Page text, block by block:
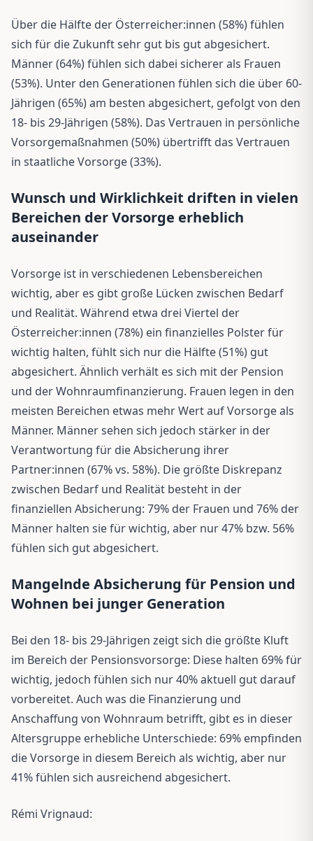
Über die Hälfte der Österreicher:innen (58%) fühlen
sich für die Zukunft sehr gut bis gut abgesichert.
Männer (64%) fühlen sich dabei sicherer als Frauen
(53%). Unter den Generationen fühlen sich die über 60-
Jährigen (65%) am besten abgesichert, gefolgt von den
18- bis 29-Jährigen (58%). Das Vertrauen in persönliche
Vorsorgemaßnahmen (50%) übertrifft das Vertrauen
in staatliche Vorsorge (33%).
Wunsch und Wirklichkeit driften in vielen
Bereichen der Vorsorge erheblich
auseinander
Vorsorge ist in verschiedenen Lebensbereichen
wichtig, aber es gibt große Lücken zwischen Bedarf
und Realität. Während etwa drei Viertel der
Österreicher:innen (78%) ein finanzielles Polster für
wichtig halten, fühlt sich nur die Hälfte (51%) gut
abgesichert. Ähnlich verhält es sich mit der Pension
und der Wohnraumfinanzierung. Frauen legen in den
meisten Bereichen etwas mehr Wert auf Vorsorge als
Männer. Männer sehen sich jedoch stärker in der
Verantwortung für die Absicherung ihrer
Partner:innen (67% vs. 58%). Die größte Diskrepanz
zwischen Bedarf und Realität besteht in der
finanziellen Absicherung: 79% der Frauen und 76% der
Männer halten sie für wichtig, aber nur 47% bzw. 56%
fühlen sich gut abgesichert.
Mangelnde Absicherung für Pension und
Wohnen bei junger Generation
Bei den 18- bis 29-Jährigen zeigt sich die größte Kluft
im Bereich der Pensionsvorsorge: Diese halten 69% für
wichtig, jedoch fühlen sich nur 40% aktuell gut darauf
vorbereitet. Auch was die Finanzierung und
Anschaffung von Wohnraum betrifft, gibt es in dieser
Altersgruppe erhebliche Unterschiede: 69% empfinden
die Vorsorge in diesem Bereich als wichtig, aber nur
41% fühlen sich ausreichend abgesichert.
Rémi Vrignaud: